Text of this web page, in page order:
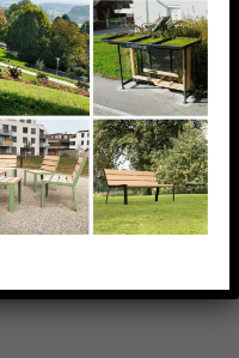
Set tube
oval 80x40mm.